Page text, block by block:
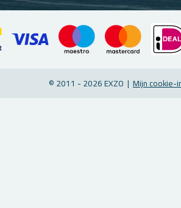
© 2011 - 2026 EXZO | Mijn coo­kie-